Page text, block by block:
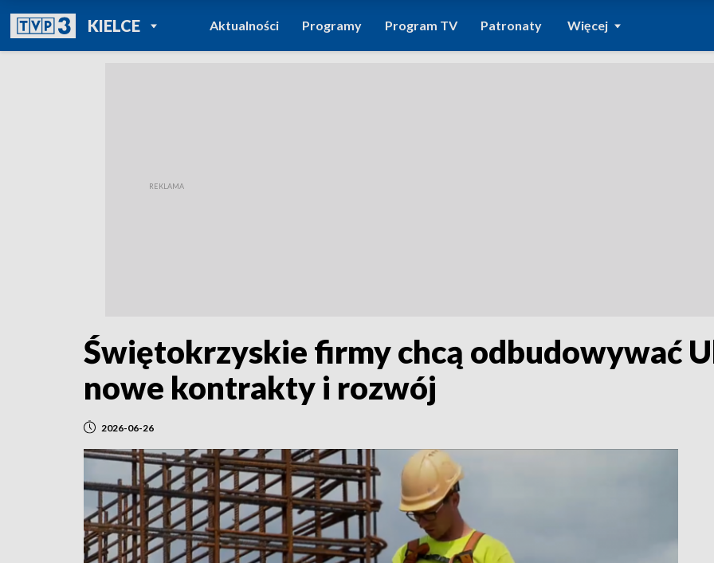
KIELCEPOWRÓT DO
TVP REGIONY
Aktualności Programy Program TV Patronaty Więcej
Świętokrzyskie firmy chcą odbudowywać
nowe kontrakty i rozwój
2026-06-26